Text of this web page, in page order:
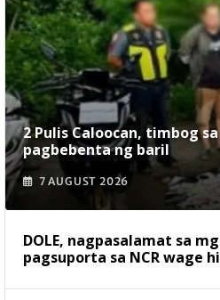
2 Pulis Caloocan, timbog
pagbebenta ng baril
7 AUGUST 2026
DOLE, nagpasalamat sa
pagsuporta sa NCR wage